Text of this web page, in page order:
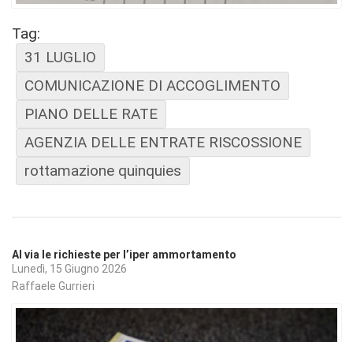
Tag:
31 LUGLIO
COMUNICAZIONE DI ACCOGLIMENTO
PIANO DELLE RATE
AGENZIA DELLE ENTRATE RISCOSSIONE
rottamazione quinquies
Al via le richieste per l’iper ammortamento
Lunedì, 15 Giugno 2026
Raffaele Gurrieri